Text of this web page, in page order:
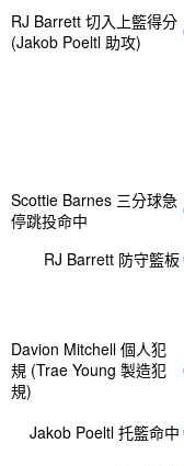
Jakob Poeltl 托籃命中
Davion Mitchell 個人犯
規 (Trae Young 製造犯
規)
RJ Barrett 防守籃板
Scottie Barnes 三分球急
停跳投命中
RJ Barrett 切入上籃得分
(Jakob Poeltl 助攻)